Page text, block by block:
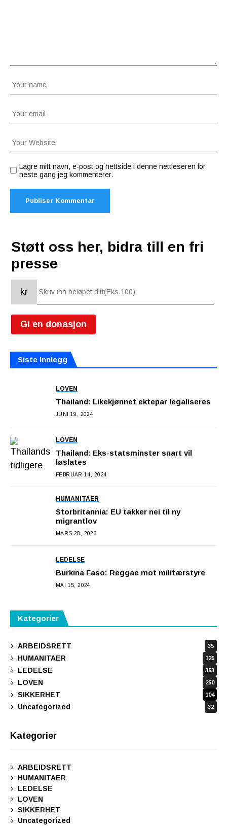
Lagre mitt navn, e-post og nettside i denne nettleseren for
neste gang jeg kommenterer.
Støtt oss her, bidra till en fri
presse
kr
Gi en donasjon
Siste Innlegg
LOVEN
Thailand: Likekjønnet ektepar legaliseres
JUNI 19, 2024
LOVEN
Thailand: Eks-statsminster snart vil
løslates
FEBRUAR 14, 2024
HUMANITAER
Storbritannia: EU takker nei til ny
migrantlov
MARS 28, 2023
LEDELSE
Burkina Faso: Reggae mot militærstyre
MAI 15, 2024
Kategorier
ARBEIDSRETT 35
HUMANITAER 125
LEDELSE 353
LOVEN 250
SIKKERHET 104
Uncategorized 32
Kategorier
ARBEIDSRETT
HUMANITAER
LEDELSE
LOVEN
SIKKERHET
Uncategorized